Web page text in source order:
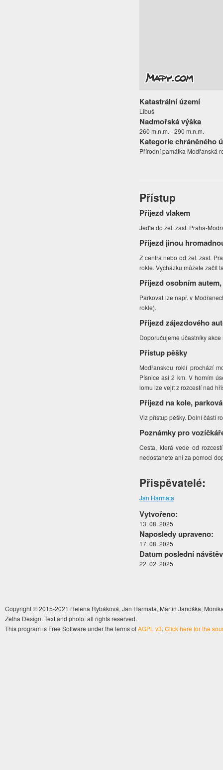
Katastrální území
Libuš
Nadmořská výška
260 m.n.m. - 290 m.n.m.
Kategorie chráněného
Přírodní památka Modřanská
Přístup
Příjezd vlakem
Jeďte do žel. zast. Praha-
Příjezd jinou
Z centra nebo od žel. zast.
rokle. Vycházku můžete začít
Příjezd osobním
Parkovat lze např. v
rokle).
Příjezd zájezdového
Doporučujeme účastníky
Přístup pěšky
Modřanskou roklí prochází
Písnice asi 2 km. V horním
lomu lze vejít z rozcestí nad
Příjezd na kole,
Viz přístup pěšky. Dolní částí
Poznámky pro
Cesta, která vede od
nedostanete ani za pomoci
Přispěvatelé:
Jan Harmata
Vytvořeno:
13. 08. 2025
Naposledy upraveno:
17. 08. 2025
Datum poslední
22. 02. 2025
Copyright © 2015-2021 Helena Rybáková, Jan Harmata, Martin Janoška,
Zetha Design. Text and photo: all rights reserved.
This program is Free Software under the terms ofAGPL v3. Click here for the